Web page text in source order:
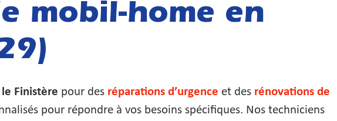
mobil-home en
Finistère pour des réparations d’urgence et des rénovations de
pour répondre à vos besoins spécifiques. Nos techniciens